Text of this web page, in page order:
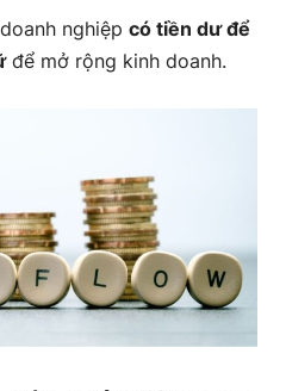
nghiệp có tiền dư để
để mở rộng kinh doanh.